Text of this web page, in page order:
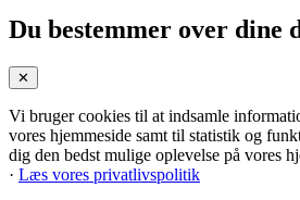
Du bestemmer over dine
✕
Vi bruger cookies til at indsamle
vores hjemmeside samt til statistik og
dig den bedst mulige oplevelse på vores
· Læs vores privatlivspolitik